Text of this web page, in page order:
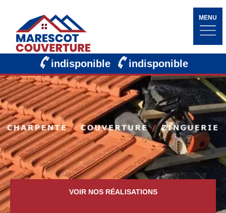
MENU
indisponible indisponible
VOIR NOS RÉALISATIONS